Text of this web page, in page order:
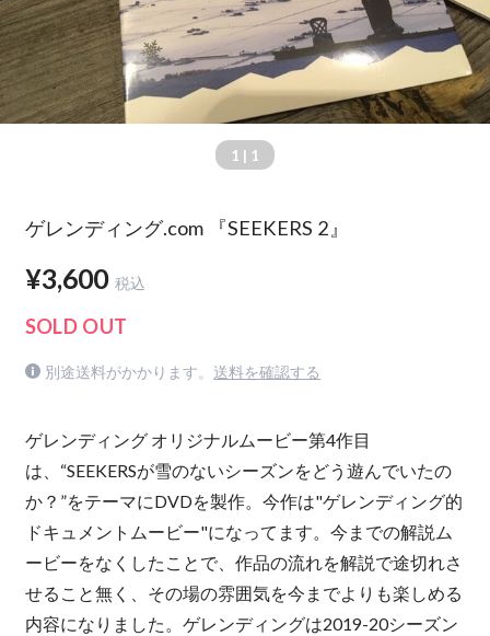
1 | 1
ゲレンディング.com 『SEEKERS 2』
¥3,600 税込
SOLD OUT
別途送料がかかります。 送料を確認する
ゲレンディング オリジナルムービー第4作目
は、“SEEKERSが雪のないシーズンをどう遊んでいたの
か？”をテーマにDVDを製作。今作は"ゲレンディング的
ドキュメントムービー"になってます。今までの解説ム
ービーをなくしたことで、作品の流れを解説で途切れさ
せること無く、その場の雰囲気を今までよりも楽しめる
内容になりました。ゲレンディングは2019-20シーズン